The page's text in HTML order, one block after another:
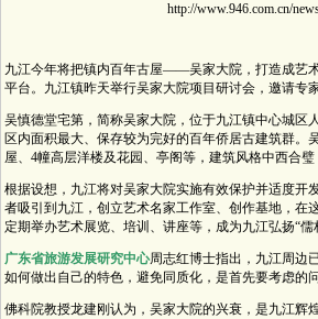
http://www.946.com.cn/
九江今年将把镇内百年古屋——吴家大院，打造成艺
平台。九江镇昨天举行吴家大院项目研讨会，邀请专
吴慎德堂宅第，简称吴家大院，位于九江镇中心城区
区内面积最大、保存较为完好的百年侨居古建筑群。
屋、4幢高层洋楼及花园、亭阁等，建筑风格中西合璧
根据设想，九江将对吴家大院实施有效保护并适度开
者吸引到九江，创立艺术名家工作室、创作基地，在
定期举办艺术展览、培训、讲座等，成为九江弘扬“儒
广东省旅游发展研究中心周志红博士指出，九江周边
如何做出自己的特色，避免同质化，是首先要考虑的问
佛科院教授龙建刚认为，吴家大院的兴衰，是九江辉